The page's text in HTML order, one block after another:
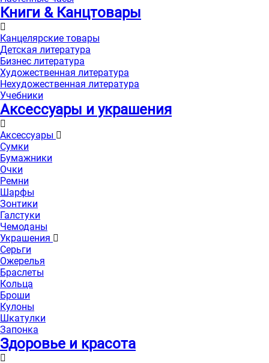
Книги & Канцтовары
Канцелярские товары
Детская литература
Бизнес литература
Художественная литература
Нехудожественная литература
Учебники
Аксессуары и украшения
Аксессуары
Сумки
Бумажники
Очки
Ремни
Шарфы
Зонтики
Галстуки
Чемоданы
Украшения
Серьги
Ожерелья
Браслеты
Кольца
Броши
Кулоны
Шкатулки
Запонка
Здоровье и красота